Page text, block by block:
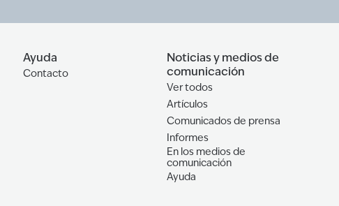
Ayuda
Contacto
Noticias y medios de
comunicación
Ver todos
Artículos
Comunicados de prensa
Informes
En los medios de
comunicación
Ayuda